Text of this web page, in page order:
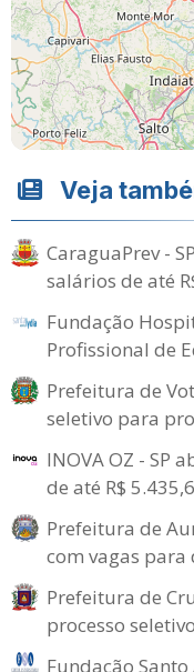
Veja
CaraguaPrev -
salários de até
Fundação
Profissional de
Prefeitura de
seletivo para
INOVA OZ - SP
de até R$
Prefeitura de
com vagas para
Prefeitura de
processo
Fundação